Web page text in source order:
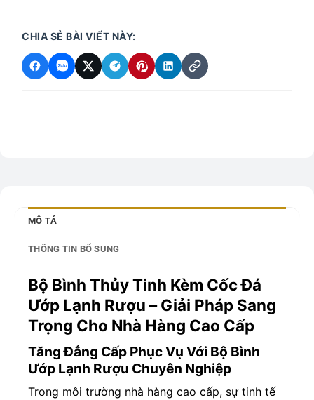
CHIA SẺ BÀI VIẾT NÀY:
MÔ TẢ
THÔNG TIN BỔ SUNG
Bộ Bình Thủy Tinh Kèm Cốc Đá
Ướp Lạnh Rượu – Giải Pháp Sang
Trọng Cho Nhà Hàng Cao Cấp
Tăng Đẳng Cấp Phục Vụ Với Bộ Bình
Ướp Lạnh Rượu Chuyên Nghiệp
Trong môi trường nhà hàng cao cấp, sự tinh tế